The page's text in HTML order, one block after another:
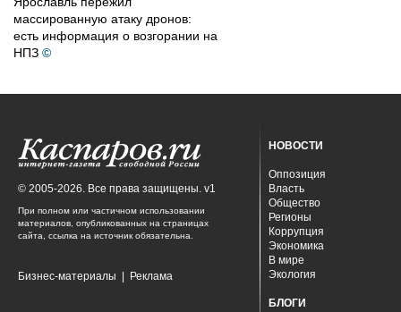
массированную атаку дронов:
есть информация о возгорании на
НПЗ ©
© 2005-2026. Все права защищены. v1
При полном или частичном использовании
материалов, опубликованных на страницах
сайта, ссылка на источник обязательна.
Бизнес-материалы Реклама
НОВОСТИ
Оппозиция
Власть
Общество
Регионы
Коррупция
Экономика
В мире
Экология
БЛОГИ